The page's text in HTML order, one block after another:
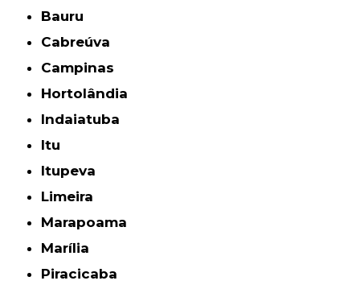
Bauru
Cabreúva
Campinas
Hortolândia
Indaiatuba
Itu
Itupeva
Limeira
Marapoama
Marília
Piracicaba